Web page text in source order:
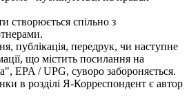
створюється спільно з
публікація, передрук, чи наступне
що містить посилання на
EPA / UPG, суворо забороняється.
в розділі Я-Корреспондент є автор